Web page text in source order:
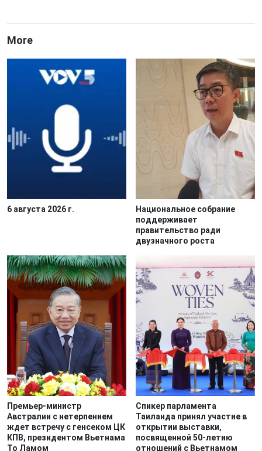
More
6 августа 2026 г.
Национальное собрание
поддерживает
правительство ради
двузначного роста
Премьер-министр
Австралии с нетерпением
ждет встречу с генсеком ЦК
КПВ, президентом Вьетнама
То Ламом
Спикер парламента
Таиланда принял участие в
открытии выставки,
посвященной 50-летию
отношений с Вьетнамом